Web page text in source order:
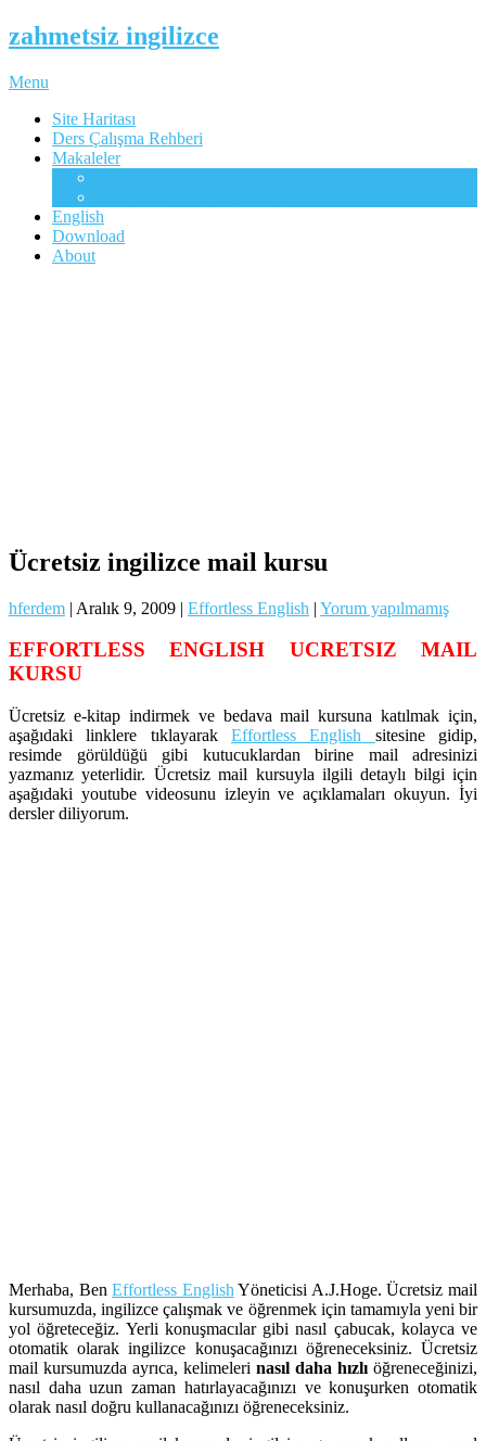
zahmetsiz ingilizce
Menu
Site Haritası
Ders Çalışma Rehberi
Makaleler
English
Download
About
Ücretsiz ingilizce mail kursu
hferdem | Aralık 9, 2009 | Effortless English | Yorum yapılmamış
EFFORTLESS ENGLISH UCRETSIZ MAIL
KURSU
Ücretsiz e-kitap indirmek ve bedava mail kursuna katılmak için,
aşağıdaki linklere tıklayarak Effortless English sitesine gidip,
resimde görüldüğü gibi kutucuklardan birine mail adresinizi
yazmanız yeterlidir. Ücretsiz mail kursuyla ilgili detaylı bilgi için
aşağıdaki youtube videosunu izleyin ve açıklamaları okuyun. İyi
dersler diliyorum.
Merhaba, BenEffortless English Yöneticisi A.J.Hoge. Ücretsiz mail
kursumuzda, ingilizce çalışmak ve öğrenmek için tamamıyla yeni bir
yol öğreteceğiz. Yerli konuşmacılar gibi nasıl çabucak, kolayca ve
otomatik olarak ingilizce konuşacağınızı öğreneceksiniz. Ücretsiz
mail kursumuzda ayrıca, kelimeleri nasıl daha hızlı öğreneceğinizi,
nasıl daha uzun zaman hatırlayacağınızı ve konuşurken otomatik
olarak nasıl doğru kullanacağınızı öğreneceksiniz.